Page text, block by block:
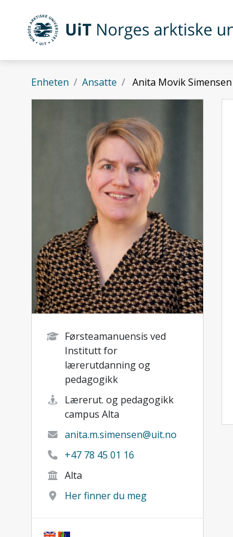
Gå til hovedinnhold
UiT Norges arktiske universitet
Enheten Ansatte Anita Movik Simensen
Førsteamanuensis ved
Institutt for
lærerutdanning og
pedagogikk
Lærerut. og pedagogikk
campus Alta
anita.m.simensen@uit.no
+47 78 45 01 16
Alta
Her finner du meg